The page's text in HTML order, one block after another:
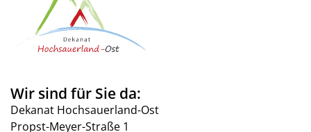
Wir sind für Sie da:
Dekanat Hochsauerland-Ost
Propst-Meyer-Straße 1